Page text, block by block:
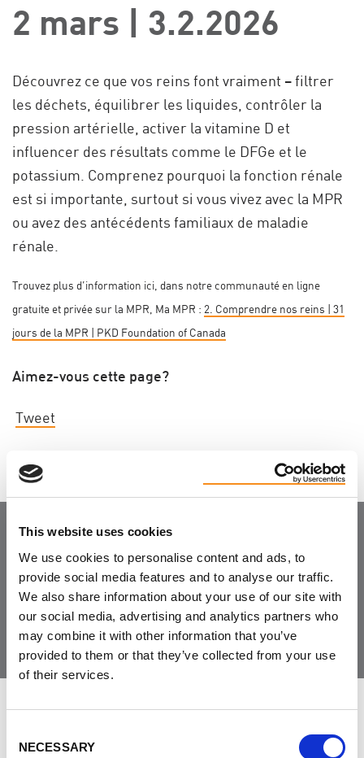
This website uses cookies
We use cookies to personalise content and ads, to
provide social media features and to analyse our traffic.
We also share information about your use of our site with
our social media, advertising and analytics partners who
may combine it with other information that you’ve
provided to them or that they’ve collected from your use
of their services.
Selection
NECESSARY
2 mars | 3.2.2026
Découvrez ce que vos reins font vraiment – filtrer
les déchets, équilibrer les liquides, contrôler la
pression artérielle, activer la vitamine D et
influencer des résultats comme le DFGe et le
potassium. Comprenez pourquoi la fonction rénale
est si importante, surtout si vous vivez avec la MPR
ou avez des antécédents familiaux de maladie
rénale.
Trouvez plus d’information ici, dans notre communauté en ligne
gratuite et privée sur la MPR, Ma MPR : 2. Comprendre nos reins | 31
jours de la MPR | PKD Foundation of Canada
Aimez-vous cette page?
Tweet
Joignez-vous à la
communauté
LAISSER LES COMMENTAIRES